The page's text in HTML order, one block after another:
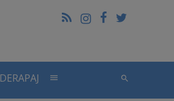
DERAPAJ